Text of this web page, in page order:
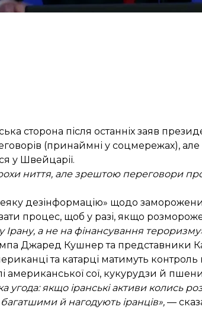
сторона після останніх заяв
(принаймні у соцмережах), але
у Швейцарії.
ниття, але зрештою переговори
дезінформацію» щодо
процес, щоб у разі, якщо
а не на фінансування
Джаред Кушнер та представники
та катарці матимуть
американської сої, кукурудзи й
угода: якщо іранські активи колись
й нагодують іранців», —